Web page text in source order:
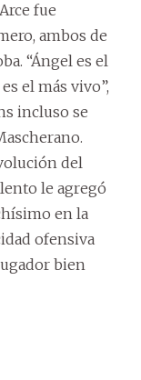
fue
ambos de
“Ángel es el
el más vivo”,
incluso se
del
le agregó
en la
ofensiva
bien